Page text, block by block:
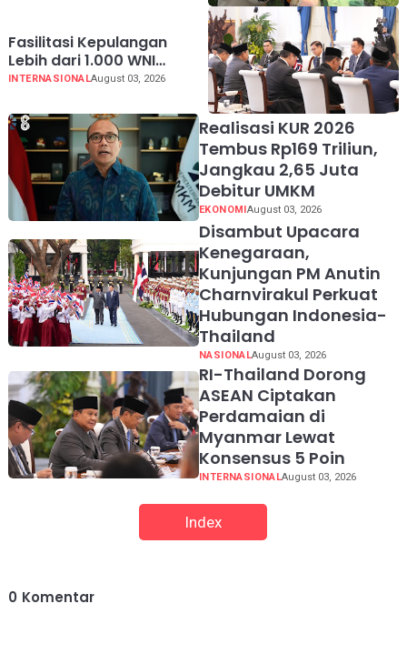
Fasilitasi Kepulangan
Lebih dari 1.000 WNI
Korban Scam, Prabowo
PM Thailand
INTERNASIONALAugust 03, 2026
Realisasi KUR 2026
Tembus Rp169 Triliun,
Jangkau 2,65 Juta
Debitur UMKM
EKONOMIAugust 03, 2026
Disambut Upacara
Kenegaraan,
Kunjungan PM Anutin
Charnvirakul Perkuat
Hubungan Indonesia-
Thailand
NASIONALAugust 03, 2026
RI-Thailand Dorong
ASEAN Ciptakan
Perdamaian di
Myanmar Lewat
Konsensus 5 Poin
INTERNASIONALAugust 03, 2026
Index
0 Komentar